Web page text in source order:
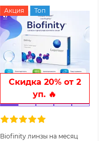
Акция Топ
Скидка 20% от 2
уп. 🔥
Biofinity линзы на месяц